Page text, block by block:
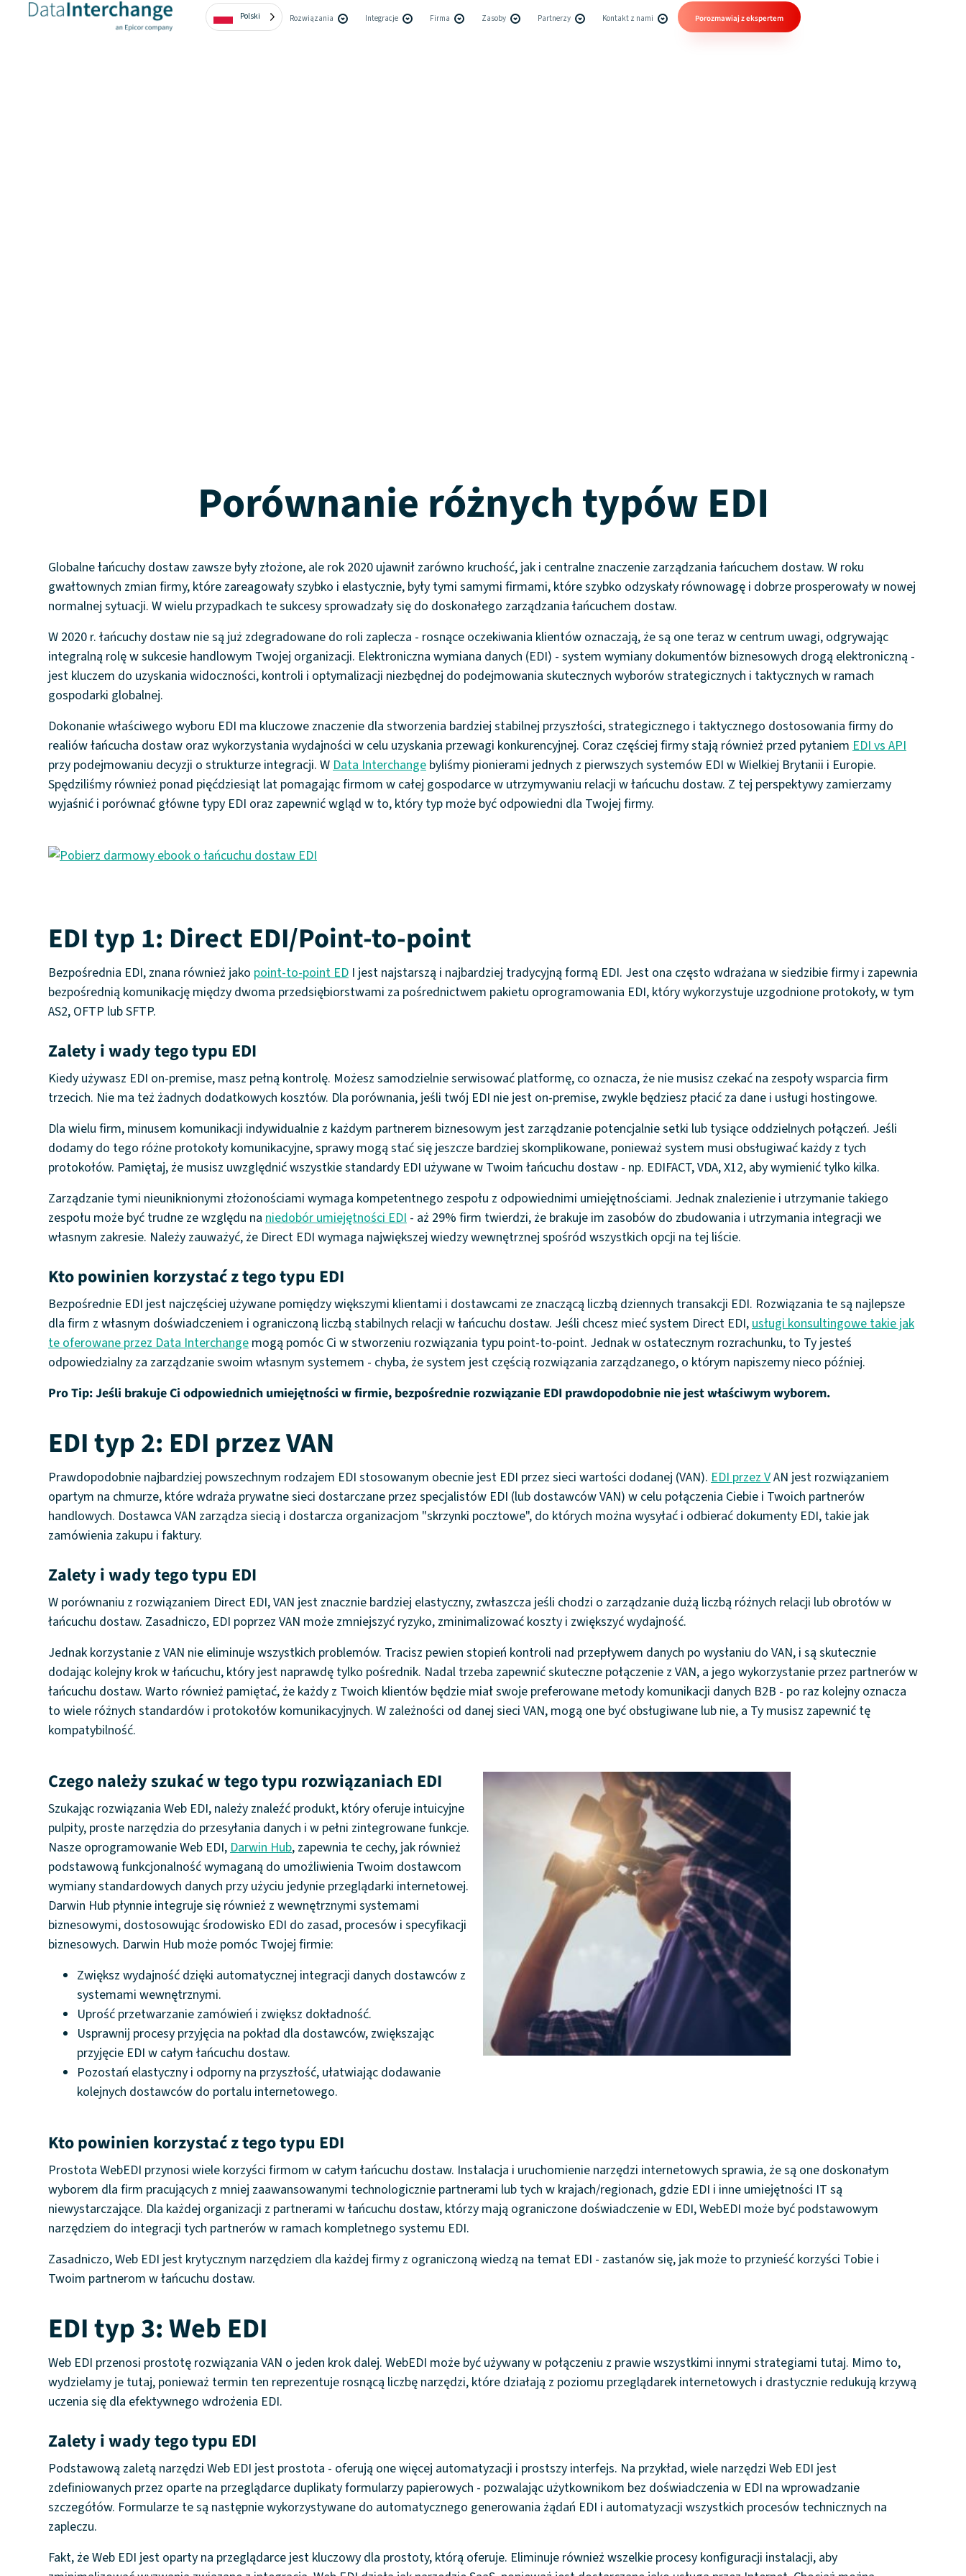
Polski Rozwiązania Integracje Firma Zasoby Partnerzy Kontakt z nami Porozmawiaj z ekspertem
Porównanie różnych typów EDI
Globalne łańcuchy dostaw zawsze były złożone, ale rok 2020 ujawnił zarówno kruchość, jak i centralne znaczenie zarządzania łańcuchem dostaw. W roku
gwałtownych zmian firmy, które zareagowały szybko i elastycznie, były tymi samymi firmami, które szybko odzyskały równowagę i dobrze prosperowały w nowej
normalnej sytuacji. W wielu przypadkach te sukcesy sprowadzały się do doskonałego zarządzania łańcuchem dostaw.
W 2020 r. łańcuchy dostaw nie są już zdegradowane do roli zaplecza - rosnące oczekiwania klientów oznaczają, że są one teraz w centrum uwagi, odgrywając
integralną rolę w sukcesie handlowym Twojej organizacji. Elektroniczna wymiana danych (EDI) - system wymiany dokumentów biznesowych drogą elektroniczną -
jest kluczem do uzyskania widoczności, kontroli i optymalizacji niezbędnej do podejmowania skutecznych wyborów strategicznych i taktycznych w ramach
gospodarki globalnej.
Dokonanie właściwego wyboru EDI ma kluczowe znaczenie dla stworzenia bardziej stabilnej przyszłości, strategicznego i taktycznego dostosowania firmy do
realiów łańcucha dostaw oraz wykorzystania wydajności w celu uzyskania przewagi konkurencyjnej. Coraz częściej firmy stają również przed pytaniem EDI vs API
przy podejmowaniu decyzji o strukturze integracji. WData Interchange byliśmy pionierami jednych z pierwszych systemów EDI w Wielkiej Brytanii i Europie.
Spędziliśmy również ponad pięćdziesiąt lat pomagając firmom w całej gospodarce w utrzymywaniu relacji w łańcuchu dostaw. Z tej perspektywy zamierzamy
wyjaśnić i porównać główne typy EDI oraz zapewnić wgląd w to, który typ może być odpowiedni dla Twojej firmy.
EDI typ 1: Direct EDI/Point-to-point
Bezpośrednia EDI, znana również jako point-to-point ED I jest najstarszą i najbardziej tradycyjną formą EDI. Jest ona często wdrażana w siedzibie firmy i zapewnia
bezpośrednią komunikację między dwoma przedsiębiorstwami za pośrednictwem pakietu oprogramowania EDI, który wykorzystuje uzgodnione protokoły, w tym
AS2, OFTP lub SFTP.
Zalety i wady tego typu EDI
Kiedy używasz EDI on-premise, masz pełną kontrolę. Możesz samodzielnie serwisować platformę, co oznacza, że nie musisz czekać na zespoły wsparcia firm
trzecich. Nie ma też żadnych dodatkowych kosztów. Dla porównania, jeśli twój EDI nie jest on-premise, zwykle będziesz płacić za dane i usługi hostingowe.
Dla wielu firm, minusem komunikacji indywidualnie z każdym partnerem biznesowym jest zarządzanie potencjalnie setki lub tysiące oddzielnych połączeń. Jeśli
dodamy do tego różne protokoły komunikacyjne, sprawy mogą stać się jeszcze bardziej skomplikowane, ponieważ system musi obsługiwać każdy z tych
protokołów. Pamiętaj, że musisz uwzględnić wszystkie standardy EDI używane w Twoim łańcuchu dostaw - np. EDIFACT, VDA, X12, aby wymienić tylko kilka.
Zarządzanie tymi nieuniknionymi złożonościami wymaga kompetentnego zespołu z odpowiednimi umiejętnościami. Jednak znalezienie i utrzymanie takiego
zespołu może być trudne ze względu na niedobór umiejętności EDI - aż 29% firm twierdzi, że brakuje im zasobów do zbudowania i utrzymania integracji we
własnym zakresie. Należy zauważyć, że Direct EDI wymaga największej wiedzy wewnętrznej spośród wszystkich opcji na tej liście.
Kto powinien korzystać z tego typu EDI
Bezpośrednie EDI jest najczęściej używane pomiędzy większymi klientami i dostawcami ze znaczącą liczbą dziennych transakcji EDI. Rozwiązania te są najlepsze
dla firm z własnym doświadczeniem i ograniczoną liczbą stabilnych relacji w łańcuchu dostaw. Jeśli chcesz mieć system Direct EDI,usługi konsultingowe takie jak
te oferowane przez Data Interchange mogą pomóc Ci w stworzeniu rozwiązania typu point-to-point. Jednak w ostatecznym rozrachunku, to Ty jesteś
odpowiedzialny za zarządzanie swoim własnym systemem - chyba, że system jest częścią rozwiązania zarządzanego, o którym napiszemy nieco później.
Pro Tip: Jeśli brakuje Ci odpowiednich umiejętności w firmie, bezpośrednie rozwiązanie EDI prawdopodobnie nie jest właściwym wyborem.
EDI typ 2: EDI przez VAN
Prawdopodobnie najbardziej powszechnym rodzajem EDI stosowanym obecnie jest EDI przez sieci wartości dodanej (VAN). EDI przez VAN jest rozwiązaniem
opartym na chmurze, które wdraża prywatne sieci dostarczane przez specjalistów EDI (lub dostawców VAN) w celu połączenia Ciebie i Twoich partnerów
handlowych. Dostawca VAN zarządza siecią i dostarcza organizacjom "skrzynki pocztowe", do których można wysyłać i odbierać dokumenty EDI, takie jak
zamówienia zakupu i faktury.
Zalety i wady tego typu EDI
W porównaniu z rozwiązaniem Direct EDI, VAN jest znacznie bardziej elastyczny, zwłaszcza jeśli chodzi o zarządzanie dużą liczbą różnych relacji lub obrotów w
łańcuchu dostaw. Zasadniczo, EDI poprzez VAN może zmniejszyć ryzyko, zminimalizować koszty i zwiększyć wydajność.
Jednak korzystanie z VAN nie eliminuje wszystkich problemów. Tracisz pewien stopień kontroli nad przepływem danych po wysłaniu do VAN, i są skutecznie
dodając kolejny krok w łańcuchu, który jest naprawdę tylko pośrednik. Nadal trzeba zapewnić skuteczne połączenie z VAN, a jego wykorzystanie przez partnerów w
łańcuchu dostaw. Warto również pamiętać, że każdy z Twoich klientów będzie miał swoje preferowane metody komunikacji danych B2B - po raz kolejny oznacza
to wiele różnych standardów i protokołów komunikacyjnych. W zależności od danej sieci VAN, mogą one być obsługiwane lub nie, a Ty musisz zapewnić tę
kompatybilność.
Czego należy szukać w tego typu rozwiązaniach EDI
Szukając rozwiązania Web EDI, należy znaleźć produkt, który oferuje intuicyjne
pulpity, proste narzędzia do przesyłania danych i w pełni zintegrowane funkcje.
Nasze oprogramowanie Web EDI,Darwin Hub, zapewnia te cechy, jak również
podstawową funkcjonalność wymaganą do umożliwienia Twoim dostawcom
wymiany standardowych danych przy użyciu jedynie przeglądarki internetowej.
Darwin Hub płynnie integruje się również z wewnętrznymi systemami
biznesowymi, dostosowując środowisko EDI do zasad, procesów i specyfikacji
biznesowych. Darwin Hub może pomóc Twojej firmie:
Zwiększ wydajność dzięki automatycznej integracji danych dostawców z
systemami wewnętrznymi.
Uprość przetwarzanie zamówień i zwiększ dokładność.
Usprawnij procesy przyjęcia na pokład dla dostawców, zwiększając
przyjęcie EDI w całym łańcuchu dostaw.
Pozostań elastyczny i odporny na przyszłość, ułatwiając dodawanie
kolejnych dostawców do portalu internetowego.
Kto powinien korzystać z tego typu EDI
Prostota WebEDI przynosi wiele korzyści firmom w całym łańcuchu dostaw. Instalacja i uruchomienie narzędzi internetowych sprawia, że są one doskonałym
wyborem dla firm pracujących z mniej zaawansowanymi technologicznie partnerami lub tych w krajach/regionach, gdzie EDI i inne umiejętności IT są
niewystarczające. Dla każdej organizacji z partnerami w łańcuchu dostaw, którzy mają ograniczone doświadczenie w EDI, WebEDI może być podstawowym
narzędziem do integracji tych partnerów w ramach kompletnego systemu EDI.
Zasadniczo, Web EDI jest krytycznym narzędziem dla każdej firmy z ograniczoną wiedzą na temat EDI - zastanów się, jak może to przynieść korzyści Tobie i
Twoim partnerom w łańcuchu dostaw.
EDI typ 3: Web EDI
Web EDI przenosi prostotę rozwiązania VAN o jeden krok dalej. WebEDI może być używany w połączeniu z prawie wszystkimi innymi strategiami tutaj. Mimo to,
wydzielamy je tutaj, ponieważ termin ten reprezentuje rosnącą liczbę narzędzi, które działają z poziomu przeglądarek internetowych i drastycznie redukują krzywą
uczenia się dla efektywnego wdrożenia EDI.
Zalety i wady tego typu EDI
Podstawową zaletą narzędzi Web EDI jest prostota - oferują one więcej automatyzacji i prostszy interfejs. Na przykład, wiele narzędzi Web EDI jest
zdefiniowanych przez oparte na przeglądarce duplikaty formularzy papierowych - pozwalając użytkownikom bez doświadczenia w EDI na wprowadzanie
szczegółów. Formularze te są następnie wykorzystywane do automatycznego generowania żądań EDI i automatyzacji wszystkich procesów technicznych na
zapleczu.
Fakt, że Web EDI jest oparty na przeglądarce jest kluczowy dla prostoty, którą oferuje. Eliminuje również wszelkie procesy konfiguracji instalacji, aby